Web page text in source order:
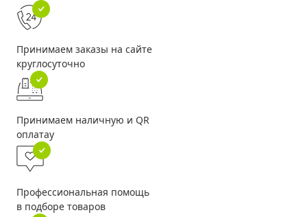
Принимаем заказы на сайте
круглосуточно
Принимаем наличную и QR
оплатау
Профессиональная помощь
в подборе товаров